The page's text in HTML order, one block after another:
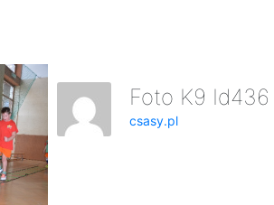
Foto K9 Id436
csasy.pl